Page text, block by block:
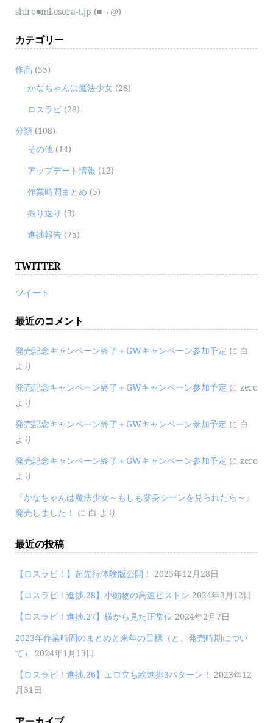
shiro■ml.esora-t.jp (■→@)
カテゴリー
作品 (55)
かなちゃんは魔法少女 (28)
ロスラビ (28)
分類 (108)
その他 (14)
アップデート情報 (12)
作業時間まとめ (5)
振り返り (3)
進捗報告 (75)
TWITTER
ツイート
最近のコメント
発売記念キャンペーン終了＋GWキャンペーン参加予定 に 白
より
発売記念キャンペーン終了＋GWキャンペーン参加予定 に zero
より
発売記念キャンペーン終了＋GWキャンペーン参加予定 に 白
より
発売記念キャンペーン終了＋GWキャンペーン参加予定 に zero
より
『かなちゃんは魔法少女～もしも変身シーンを見られたら～』
発売しました！ に 白 より
最近の投稿
【ロスラビ！】超先行体験版公開！ 2025年12月28日
【ロスラビ！進捗.28】小動物の高速ピストン 2024年3月12日
【ロスラビ！進捗.27】横から見た正常位 2024年2月7日
2023年作業時間のまとめと来年の目標（と、発売時期につい
て）
2024年1月13日
【ロスラビ！進捗.26】エロ立ち絵進捗3パターン！ 2023年12
月31日